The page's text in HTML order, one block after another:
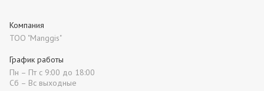
Компания
ТОО "Manggis"
График работы
Пн – Пт с 9:00 до 18:00
Сб – Вс выходные